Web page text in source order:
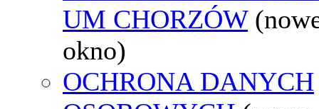
UM CHORZÓW
okno)
OCHRONA DANYCH